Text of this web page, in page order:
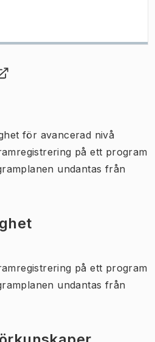
för avancerad nivå
på ett program
undantas från
på ett program
undantas från